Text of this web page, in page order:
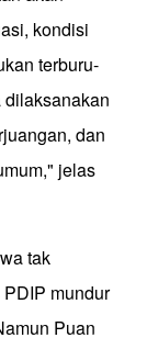
kondisi
terburu-
dilaksanakan
dan
jelas
tak
mundur
Puan